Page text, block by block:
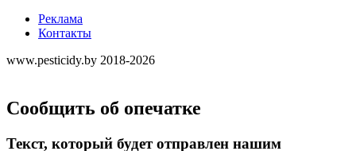
Реклама
Контакты
www.pesticidy.by 2018-2026
Сообщить об опечатке
Текст, который будет отправлен нашим